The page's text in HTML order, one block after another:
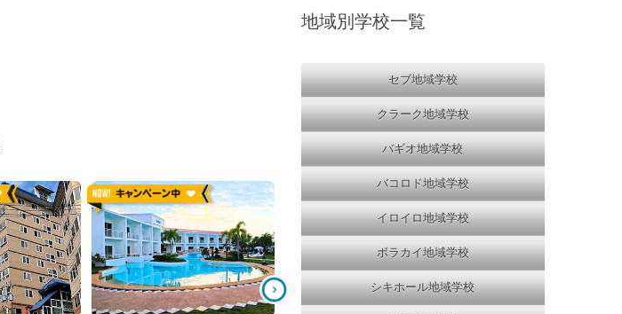
Cebu Blue Ocean Academy
海まで徒歩1分！学校主催の週末の
アクティビティなども充実◎バギオ
のスパルタで有名なPINES校の姉妹
校！
PINES IELTS Campus
バギオで本気でIELTS学習し
向け！高い講師の質と厳し
地域別学校一覧
セブ地域学校
クラーク地域学校
バギオ地域学校
バコロド地域学校
イロイロ地域学校
ボラカイ地域学校
シキホール地域学校